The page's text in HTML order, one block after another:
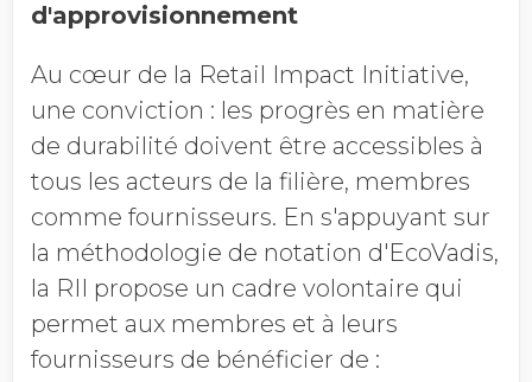
d'approvisionnement
Au cœur de la Retail Impact Initiative,
une conviction : les progrès en matière
de durabilité doivent être accessibles à
tous les acteurs de la filière, membres
comme fournisseurs. En s'appuyant sur
la méthodologie de notation d'EcoVadis,
la RII propose un cadre volontaire qui
permet aux membres et à leurs
fournisseurs de bénéficier de :